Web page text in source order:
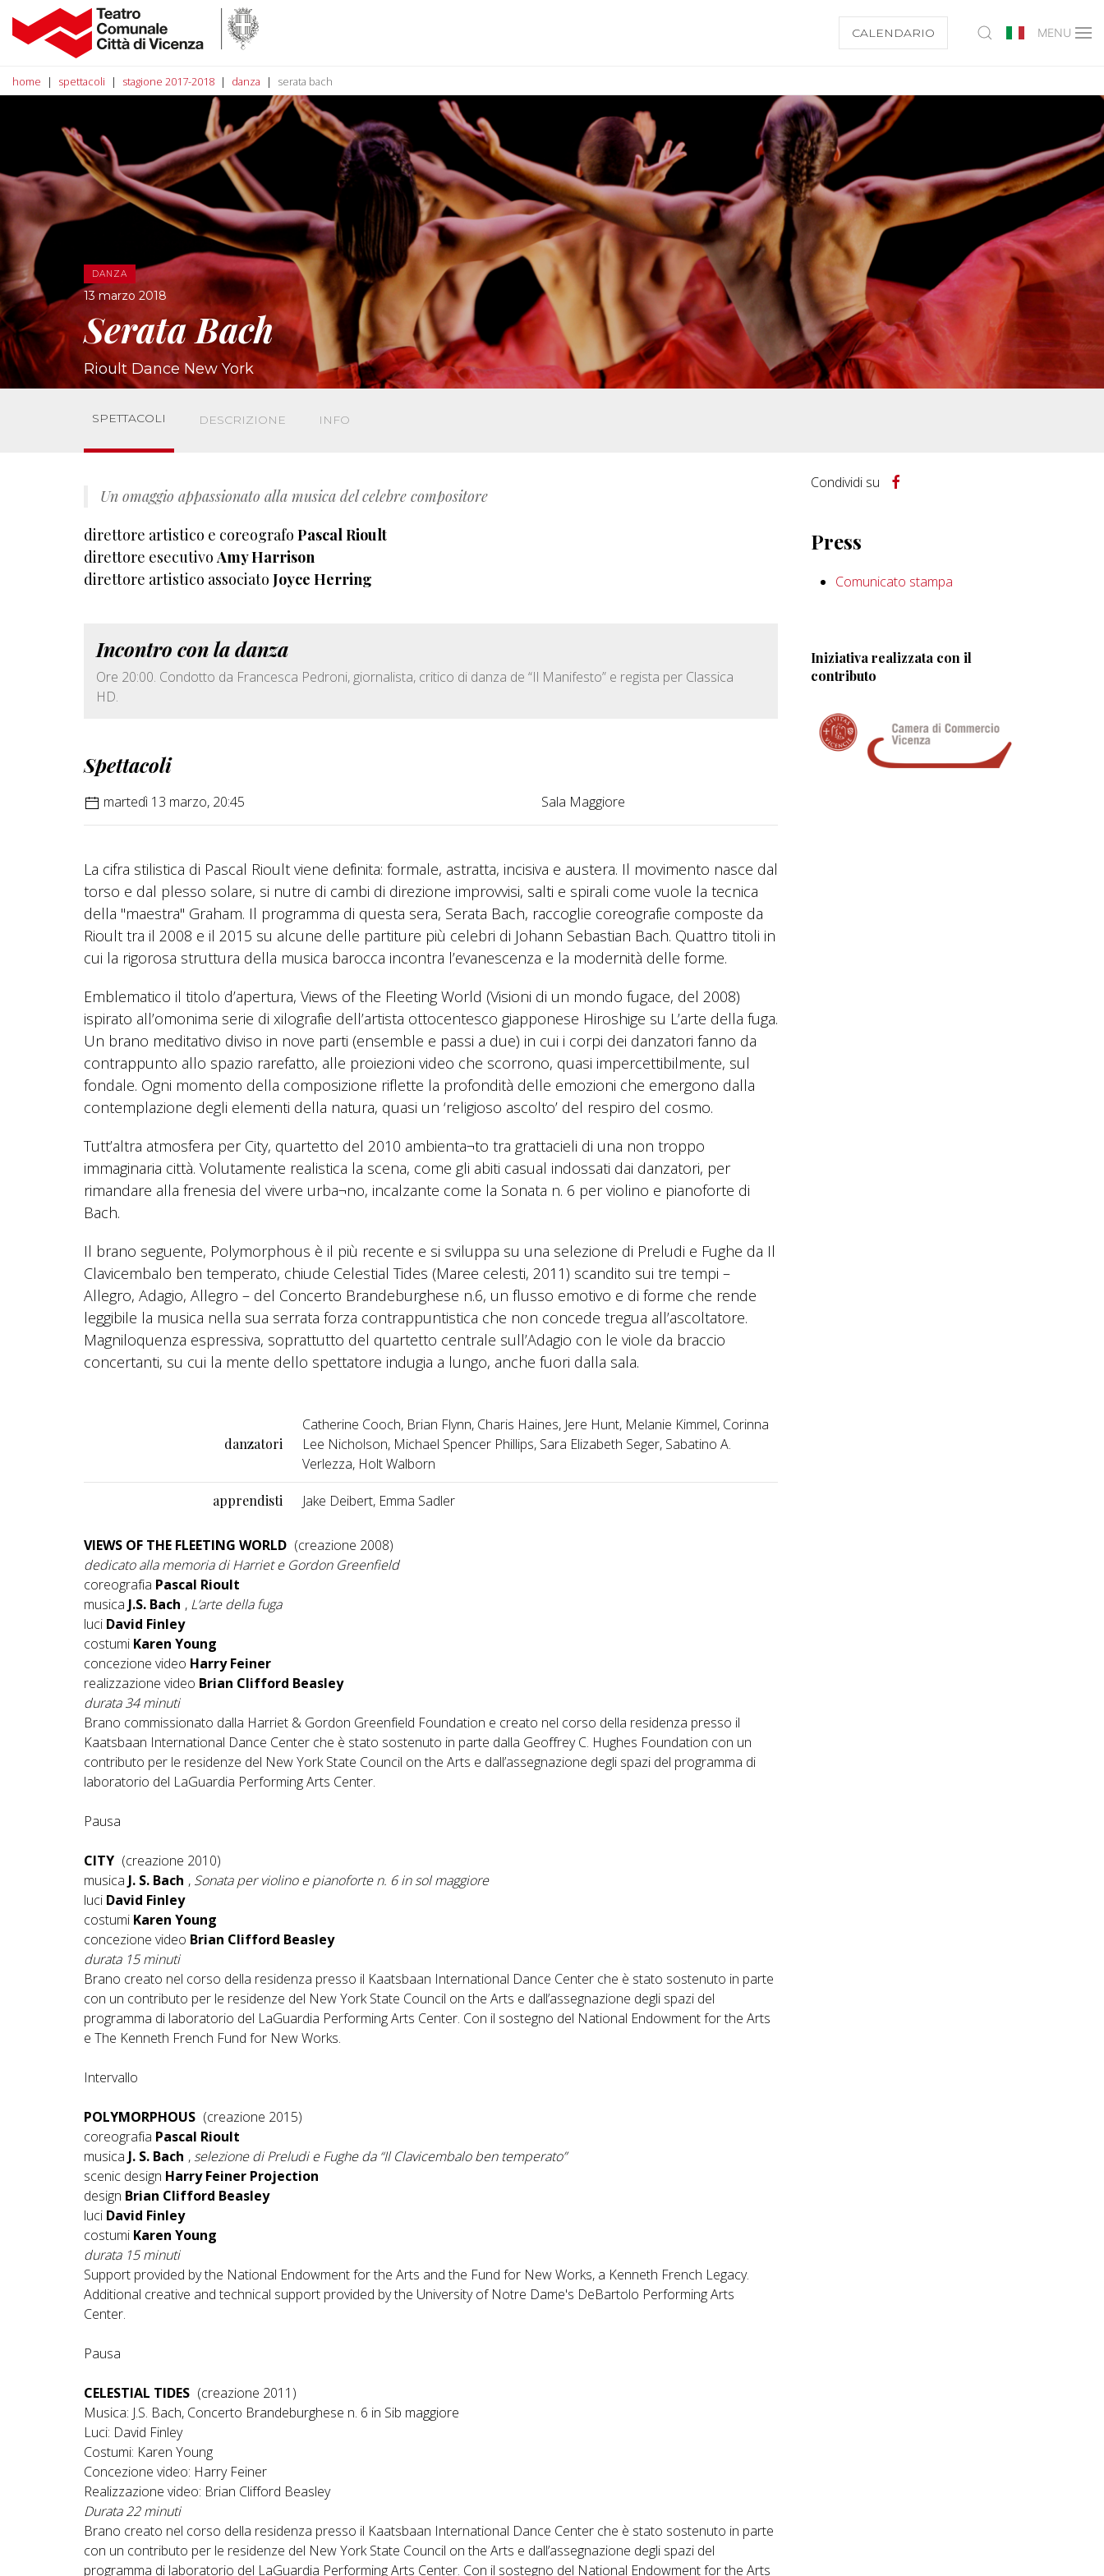
CALENDARIO MENU
home spettacoli stagione 2017-2018 danza serata bach
DANZA
13 marzo 2018
Serata Bach
Rioult Dance New York
SPETTACOLI DESCRIZIONE INFO
Un omaggio appassionato alla musica del celebre compositore
direttore artistico e coreografo Pascal Rioult
direttore esecutivoAmy Harrison
direttore artistico associato Joyce Herring
Incontro con la danza
Ore 20:00. Condotto da Francesca Pedroni, giornalista, critico di danza de “Il Manifesto” e regista per Classica
HD.
Spettacoli
martedì 13 marzo, 20:45 Sala Maggiore
La cifra stilistica di Pascal Rioult viene definita: formale, astratta, incisiva e austera. Il movimento nasce dal
torso e dal plesso solare, si nutre di cambi di direzione improvvisi, salti e spirali come vuole la tecnica
della "maestra" Graham. Il programma di questa sera, Serata Bach, raccoglie coreografie composte da
Rioult tra il 2008 e il 2015 su alcune delle partiture più celebri di Johann Sebastian Bach. Quattro titoli in
cui la rigorosa struttura della musica barocca incontra l’evanescenza e la modernità delle forme.
Emblematico il titolo d’apertura, Views of the Fleeting World (Visioni di un mondo fugace, del 2008)
ispirato all’omonima serie di xilografie dell’artista ottocentesco giapponese Hiroshige su L’arte della fuga.
Un brano meditativo diviso in nove parti (ensemble e passi a due) in cui i corpi dei danzatori fanno da
contrappunto allo spazio rarefatto, alle proiezioni video che scorrono, quasi impercettibilmente, sul
fondale. Ogni momento della composizione riflette la profondità delle emozioni che emergono dalla
contemplazione degli elementi della natura, quasi un ‘religioso ascolto’ del respiro del cosmo.
Tutt’altra atmosfera per City, quartetto del 2010 ambienta¬to tra grattacieli di una non troppo
immaginaria città. Volutamente realistica la scena, come gli abiti casual indossati dai danzatori, per
rimandare alla frenesia del vivere urba¬no, incalzante come la Sonata n. 6 per violino e pianoforte di
Bach.
Il brano seguente, Polymorphous è il più recente e si sviluppa su una selezione di Preludi e Fughe da Il
Clavicembalo ben temperato, chiude Celestial Tides (Maree celesti, 2011) scandito sui tre tempi –
Allegro, Adagio, Allegro – del Concerto Brandeburghese n.6, un flusso emotivo e di forme che rende
leggibile la musica nella sua serrata forza contrappuntistica che non concede tregua all’ascoltatore.
Magniloquenza espressiva, soprattutto del quartetto centrale sull’Adagio con le viole da braccio
concertanti, su cui la mente dello spettatore indugia a lungo, anche fuori dalla sala.
danzatori
Catherine Cooch, Brian Flynn, Charis Haines, Jere Hunt, Melanie Kimmel, Corinna
Lee Nicholson, Michael Spencer Phillips, Sara Elizabeth Seger, Sabatino A.
Verlezza, Holt Walborn
apprendisti Jake Deibert, Emma Sadler
VIEWS OF THE FLEETING WORLD (creazione 2008)
dedicato alla memoria di Harriet e Gordon Greenfield
coreografia Pascal Rioult
musica J.S. Bach , L’arte della fuga
luci David Finley
costumi Karen Young
concezione video Harry Feiner
realizzazione video Brian Clifford Beasley
durata 34 minuti
Brano commissionato dalla Harriet & Gordon Greenfield Foundation e creato nel corso della residenza presso il
Kaatsbaan International Dance Center che è stato sostenuto in parte dalla Geoffrey C. Hughes Foundation con un
contributo per le residenze del New York State Council on the Arts e dall’assegnazione degli spazi del programma di
laboratorio del LaGuardia Performing Arts Center.
Pausa
CITY (creazione 2010)
musica J. S. Bach , Sonata per violino e pianoforte n. 6 in sol maggiore
luci David Finley
costumi Karen Young
concezione video Brian Clifford Beasley
durata 15 minuti
Brano creato nel corso della residenza presso il Kaatsbaan International Dance Center che è stato sostenuto in parte
con un contributo per le residenze del New York State Council on the Arts e dall’assegnazione degli spazi del
programma di laboratorio del LaGuardia Performing Arts Center. Con il sostegno del National Endowment for the Arts
e The Kenneth French Fund for New Works.
Intervallo
POLYMORPHOUS (creazione 2015)
coreografia Pascal Rioult
musica J. S. Bach , selezione di Preludi e Fughe da “Il Clavicembalo ben temperato”
scenic design Harry Feiner Projection
design Brian Clifford Beasley
luci David Finley
costumi Karen Young
durata 15 minuti
Support provided by the National Endowment for the Arts and the Fund for New Works, a Kenneth French Legacy.
Additional creative and technical support provided by the University of Notre Dame's DeBartolo Performing Arts
Center.
Pausa
CELESTIAL TIDES (creazione 2011)
Musica: J.S. Bach, Concerto Brandeburghese n. 6 in Sib maggiore
Luci: David Finley
Costumi: Karen Young
Concezione video: Harry Feiner
Realizzazione video: Brian Clifford Beasley
Durata 22 minuti
Brano creato nel corso della residenza presso il Kaatsbaan International Dance Center che è stato sostenuto in parte
con un contributo per le residenze del New York State Council on the Arts e dall’assegnazione degli spazi del
programma di laboratorio del LaGuardia Performing Arts Center. Con il sostegno del National Endowment for the Arts
Condividi su
Press
Comunicato stampa
Iniziativa realizzata con il
contributo